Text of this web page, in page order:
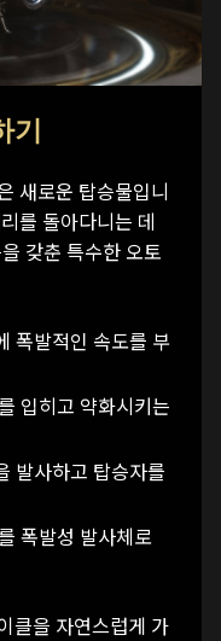
새로운 탑승물입니
를 돌아다니는 데
갖춘 특수한 오토
폭발적인 속도를 부
입히고 약화시키는
발사하고 탑승자를
폭발성 발사체로
클을 자연스럽게 가